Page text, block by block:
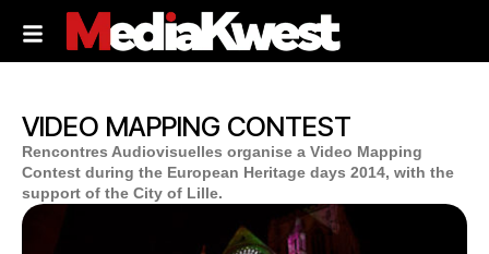
VIDEO MAPPING CONTEST
Rencontres Audiovisuelles organise a Video Mapping
Contest during the European Heritage days 2014, with the
support of the City of Lille.